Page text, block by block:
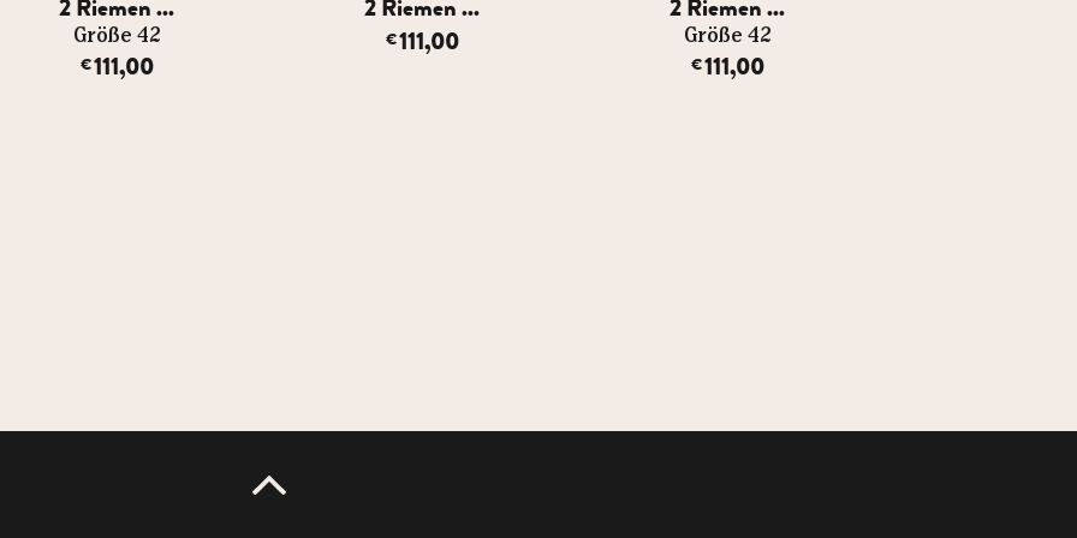
2 Riemen ...
Größe 42
€111,00
2 Riemen ...
€111,00
2 Riemen ...
Größe 42
€111,00